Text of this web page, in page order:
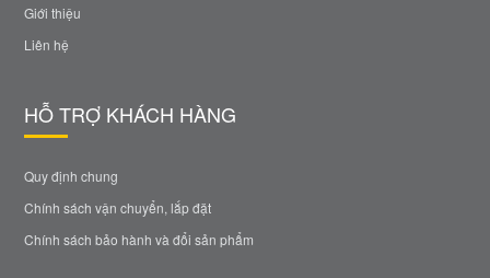
Giới thiệu
Liên hệ
HỖ TRỢ KHÁCH HÀNG
Quy định chung
Chính sách vận chuyển, lắp đặt
Chính sách bảo hành và đổi sản phẩm